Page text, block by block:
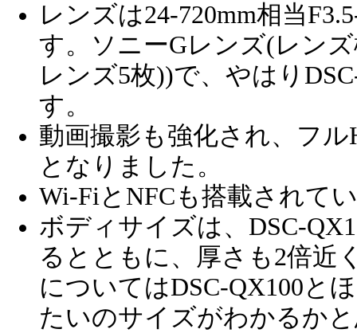
レンズは24-720mm相当
す。ソニーGレンズ(レン
レンズ5枚))で、やはり
す。
動画撮影も強化され、フ
となりました。
Wi-FiとNFCも搭載されて
ボディサイズは、DSC-
るとともに、厚さも2倍近
についてはDSC-QX100と
たいのサイズがわかるか